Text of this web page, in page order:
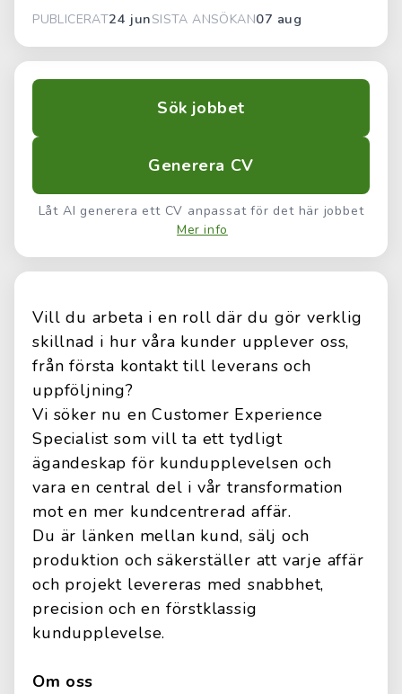
PUBLICERAT24 junSISTA ANSÖKAN07 aug
Sök jobbet
Generera CV
Låt AI generera ett CV anpassat för det här jobbet
Mer info
Vill du arbeta i en roll där du gör verklig
skillnad i hur våra kunder upplever oss,
från första kontakt till leverans och
uppföljning?
Vi söker nu en Customer Experience
Specialist som vill ta ett tydligt
ägandeskap för kundupplevelsen och
vara en central del i vår transformation
mot en mer kundcentrerad affär.
Du är länken mellan kund, sälj och
produktion och säkerställer att varje affär
och projekt levereras med snabbhet,
precision och en förstklassig
kundupplevelse.
Om oss